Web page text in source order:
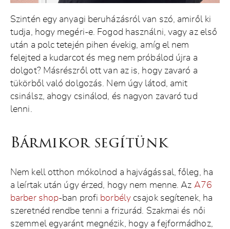
Szintén egy anyagi beruházásról van szó, amiről ki
tudja, hogy megéri-e. Fogod használni, vagy az első
után a polc tetején pihen évekig, amíg el nem
felejted a kudarcot és meg nem próbálod újra a
dolgot? Másrészről ott van az is, hogy zavaró a
tükörből való dolgozás. Nem úgy látod, amit
csinálsz, ahogy csinálod, és nagyon zavaró tud
lenni.
Bármikor segítünk
Nem kell otthon mókolnod a hajvágással, főleg, ha
a leírtak után úgy érzed, hogy nem menne. Az A76
barber shop-ban profi borbélycsajok segítenek, ha
szeretnéd rendbe tenni a frizurád. Szakmai és női
szemmel egyaránt megnézik, hogy a fejformádhoz,